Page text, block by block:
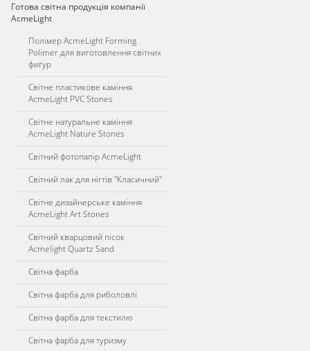
Готова світна продукція компанії
AcmeLight
Полімер AcmeLight Forming
Polimer для виготовлення світних
фигур
Світне пластикове каміння
AcmeLight PVC Stones
Світне натуральне каміння
AcmeLight Nature Stones
Світний фотопапір AcmeLight
Світний лак для нігтів "Класичний"
Світне дизайнерське каміння
AcmeLight Art Stones
Світний кварцовий пісок
Acmelight Quartz Sand
Світна фарба
Світна фарба для риболовлі
Світна фарба для текстилю
Світна фарба для туризму